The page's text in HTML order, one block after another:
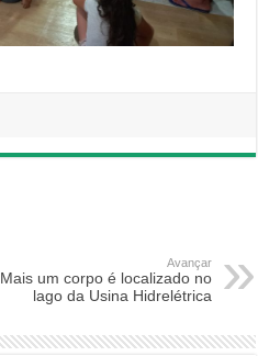
Avançar
Mais um corpo é localizado no
lago da Usina Hidrelétrica